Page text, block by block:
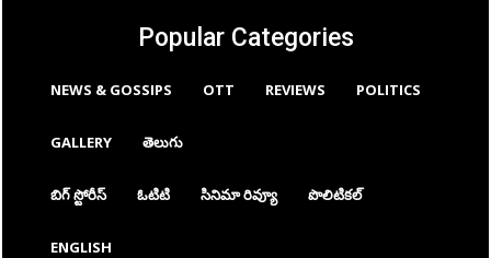
Popular Categories
NEWS & GOSSIPS OTT REVIEWS POLITICS
GALLERY తెలుగు
బిగ్ స్టోరీస్ ఓటిటి సినిమా రివ్యూ పొలిటికల్
ENGLISH